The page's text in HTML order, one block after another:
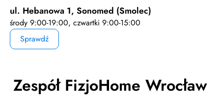
ul. Hebanowa 1, Sonomed (Smolec)
środy 9:00-19:00, czwartki 9:00-15:00
Sprawdź
Zespół FizjoHome Wrocław